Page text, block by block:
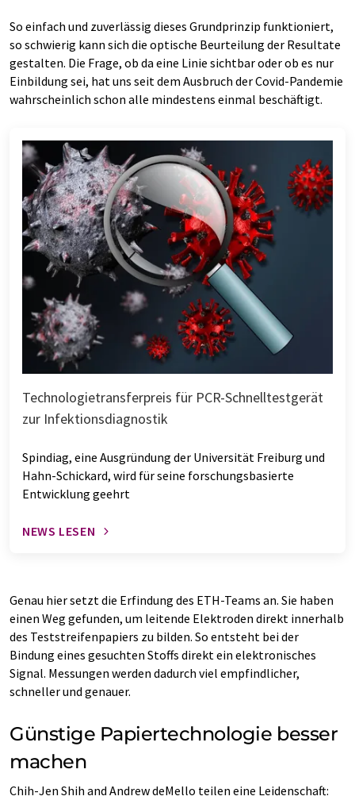
So einfach und zuverlässig dieses Grundprinzip funktioniert,
so schwierig kann sich die optische Beurteilung der Resultate
gestalten. Die Frage, ob da eine Linie sichtbar oder ob es nur
Einbildung sei, hat uns seit dem Ausbruch der Covid-​Pandemie
wahrscheinlich schon alle mindestens einmal beschäftigt.
Technologietransferpreis für PCR-Schnelltestgerät
zur Infektionsdiagnostik
Spindiag, eine Ausgründung der Universität Freiburg und
Hahn-Schickard, wird für seine forschungsbasierte
Entwicklung geehrt
NEWS LESEN
Genau hier setzt die Erfindung des ETH-​Teams an. Sie haben
einen Weg gefunden, um leitende Elektroden direkt innerhalb
des Teststreifenpapiers zu bilden. So entsteht bei der
Bindung eines gesuchten Stoffs direkt ein elektronisches
Signal. Messungen werden dadurch viel empfindlicher,
schneller und genauer.
Günstige Papiertechnologie besser
machen
Chih-​​Jen Shih and Andrew deMello teilen eine Leidenschaft: